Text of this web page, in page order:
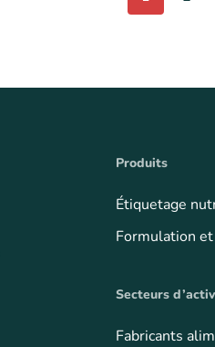
Produits
Étiquetage
Formulation
Secteurs
Fabricants